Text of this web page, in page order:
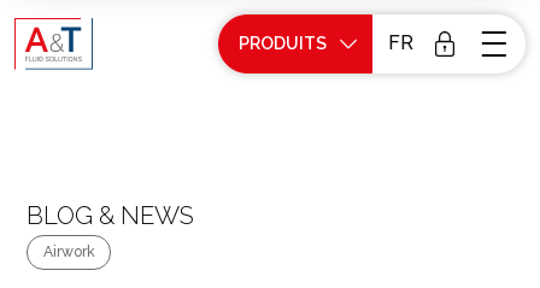
PRODUITS FR
BLOG & NEWS
Airwork